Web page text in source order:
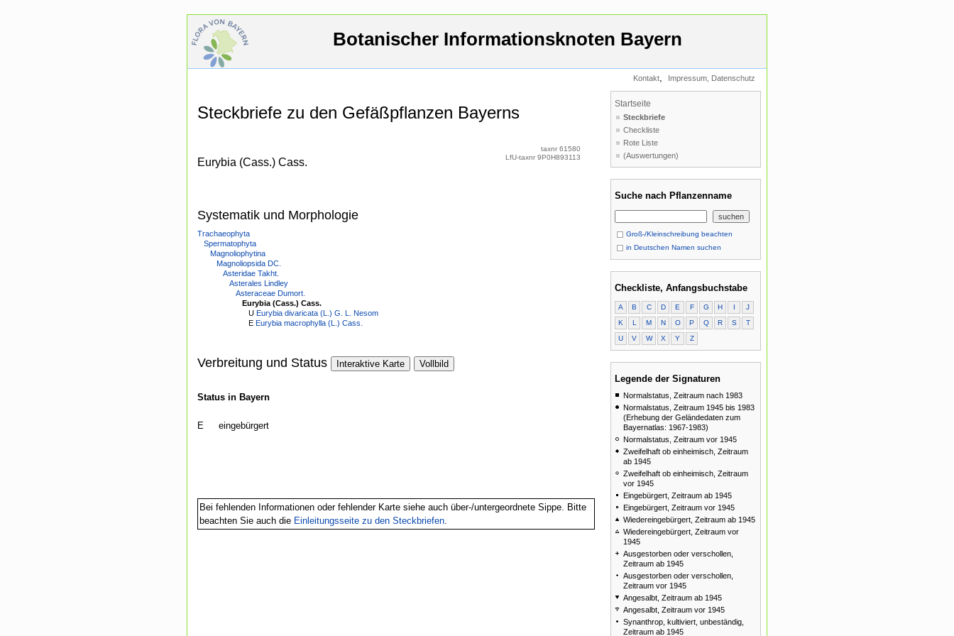
Botanischer Informationsknoten Bayern
Kontakt, Impressum, Datenschutz
Steckbriefe zu den Gefäßpflanzen Bayerns
Eurybia (Cass.) Cass.
taxnr 61580
LfU-taxnr 9P0H893113
Systematik und Morphologie
Trachaeophyta
Spermatophyta
Magnoliophytina
Magnoliopsida DC.
Asteridae Takht.
Asterales Lindley
Asteraceae Dumort.
Eurybia (Cass.) Cass.
U Eurybia divaricata (L.) G. L. Nesom
E Eurybia macrophylla (L.) Cass.
Verbreitung und Status Interaktive Karte Vollbild
Status in Bayern
E eingebürgert
Bei fehlenden Informationen oder fehlender Karte siehe auch über-/untergeordnete Sippe. Bitte
beachten Sie auch die Einleitungsseite zu den Steckbriefen.
Startseite
Steckbriefe
Checkliste
Rote Liste
(Auswertungen)
Suche nach Pflanzenname
Groß-/Kleinschreibung beachten
in Deutschen Namen suchen
Checkliste, Anfangsbuchstabe
A B C D E F G H I
J
K
L M N O P Q R S
T
U
V W X Y Z
Legende der Signaturen
Normalstatus, Zeitraum nach 1983
Normalstatus, Zeitraum 1945 bis 1983
(Erhebung der Geländedaten zum
Bayernatlas: 1967-1983)
Normalstatus, Zeitraum vor 1945
Zweifelhaft ob einheimisch, Zeitraum
ab 1945
Zweifelhaft ob einheimisch, Zeitraum
vor 1945
Eingebürgert, Zeitraum ab 1945
Eingebürgert, Zeitraum vor 1945
Wiedereingebürgert, Zeitraum ab 1945
Wiedereingebürgert, Zeitraum vor
1945
Ausgestorben oder verschollen,
Zeitraum ab 1945
Ausgestorben oder verschollen,
Zeitraum vor 1945
Angesalbt, Zeitraum ab 1945
Angesalbt, Zeitraum vor 1945
Synanthrop, kultiviert, unbeständig,
Zeitraum ab 1945